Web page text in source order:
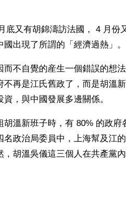
底又有胡錦濤訪法國， 4 月份
出現了所謂的「經濟過熱」。
不自覺的産生一個錯誤的想
再是江氏舊政了，而是胡溫
，與中國發展多邊關係。
溫新班子時，有 80% 的政府
政治局委員中，上海幫及江
胡溫吳儀這三個人在共產黨